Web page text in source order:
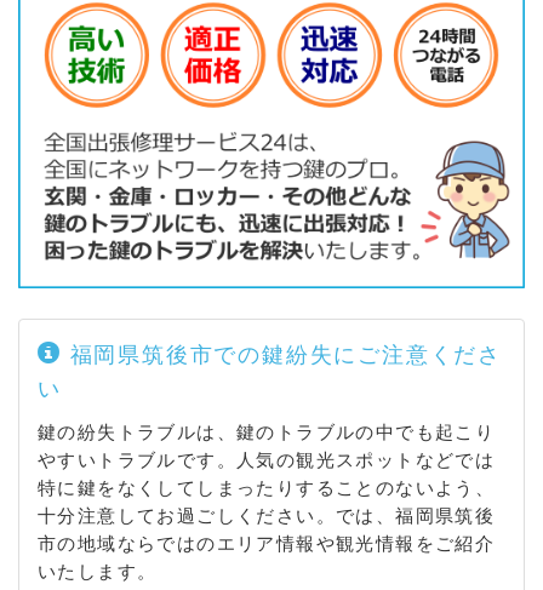
福岡県筑後市での鍵紛失にご注意くださ
い
鍵の紛失トラブルは、鍵のトラブルの中でも起こり
やすいトラブルです。人気の観光スポットなどでは
特に鍵をなくしてしまったりすることのないよう、
十分注意してお過ごしください。では、福岡県筑後
市の地域ならではのエリア情報や観光情報をご紹介
いたします。